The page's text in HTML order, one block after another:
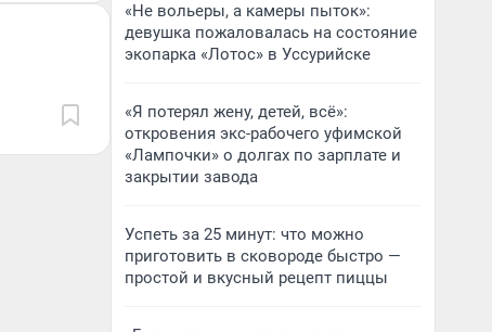
«Не вольеры, а камеры пыток»:
девушка пожаловалась на состояние
экопарка «Лотос» в Уссурийске
«Я потерял жену, детей, всё»:
откровения экс-рабочего уфимской
«Лампочки» о долгах по зарплате и
закрытии завода
Успеть за 25 минут: что можно
приготовить в сковороде быстро —
простой и вкусный рецепт пиццы